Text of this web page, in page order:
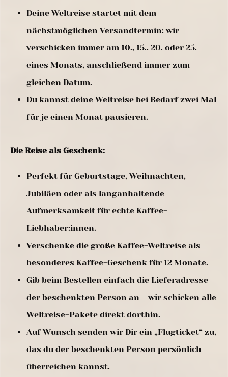
Deine Weltreise startet mit dem
nächstmöglichen Versandtermin; wir
verschicken immer am 10., 15., 20. oder 25.
eines Monats, anschließend immer zum
gleichen Datum.
Du kannst deine Weltreise bei Bedarf zwei Mal
für je einen Monat pausieren.
Die Reise als Geschenk:
Perfekt für Geburtstage, Weihnachten,
Jubiläen oder als langanhaltende
Aufmerksamkeit für echte Kaffee-
Liebhaber:innen.
Verschenke die große Kaffee-Weltreise als
besonderes Kaffee-Geschenk für 12 Monate.
Gib beim Bestellen einfach die Lieferadresse
der beschenkten Person an – wir schicken alle
Weltreise-Pakete direkt dorthin.
Auf Wunsch senden wir Dir ein „Flugticket“ zu,
das du der beschenkten Person persönlich
überreichen kannst.